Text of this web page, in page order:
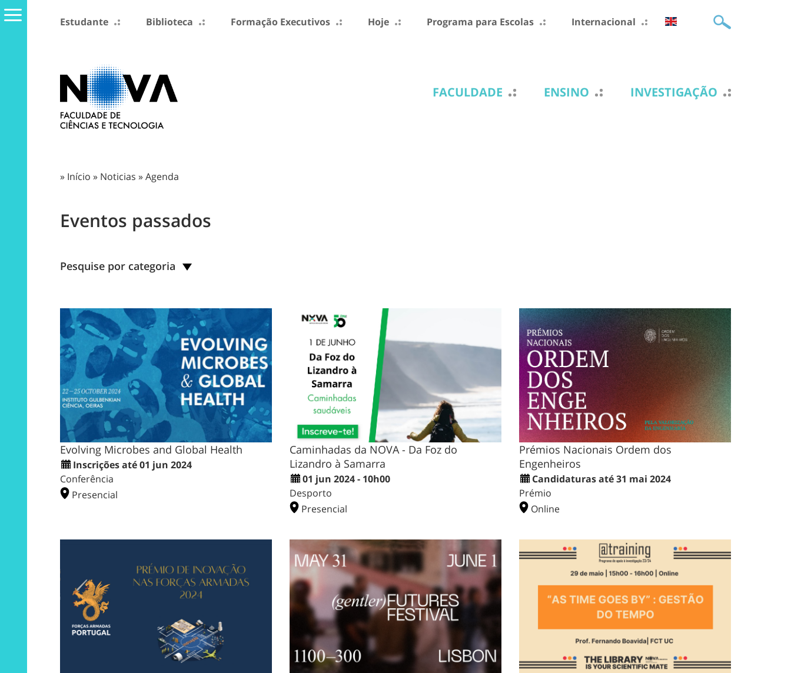
Estudante Biblioteca Formação Executivos Hoje Programa para Escolas Internacional
FACULDADE ENSINO INVESTIGAÇÃO
» Início » Noticias »Agenda
Eventos passados
Pesquise por categoria
Evolving Microbes and Global Health
Inscrições até 01 jun 2024
Conferência
Presencial
Caminhadas da NOVA - Da Foz do
Lizandro à Samarra
01 jun 2024 - 10h00
Desporto
Presencial
Prémios Nacionais Ordem dos
Engenheiros
Candidaturas até 31 mai 2024
Prémio
Online